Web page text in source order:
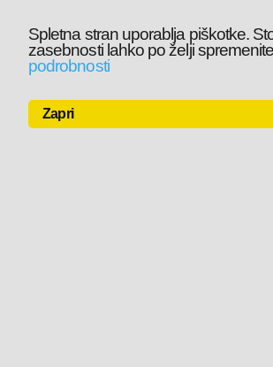
Spletna stran uporablja piškotke.
zasebnosti lahko po želji
podrobnosti
Zapri